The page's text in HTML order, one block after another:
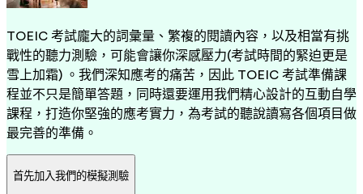
TOEIC 考試龐大的詞彙量、繁複的閱讀內容，以及相當有挑
戰性的聽力測驗，可能會讓你深感壓力(考試時間的緊迫更是
雪上加霜) 。我們深知應考的痛苦，因此 TOEIC 考試準備課
程並不只是簡單答題，同時還要運用我們精心設計的互動自學
課程，打造你堅強的應考實力，為考試的聽說讀寫各個項目做
最完善的準備。
首先加入我們的模擬測驗